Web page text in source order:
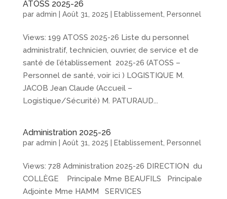
ATOSS 2025-26
par admin Août 31, 2025 Etablissement Personnel
Views: 199 ATOSS 2025-26 Liste du personnel
administratif, technicien, ouvrier, de service et de
santé de l’établissement 2025-26 (ATOSS –
Personnel de santé, voir ici ) LOGISTIQUE M.
JACOB Jean Claude (Accueil –
Logistique/Sécurité) M. PATURAUD...
Administration 2025-26
par admin Août 31, 2025 Etablissement Personnel
Views: 728 Administration 2025-26 DIRECTION du
COLLÈGE Principale Mme BEAUFILS Principale
Adjointe Mme HAMM SERVICES